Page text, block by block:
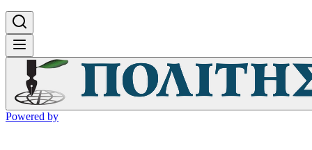
Powered by